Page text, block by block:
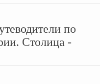
по
Столица -